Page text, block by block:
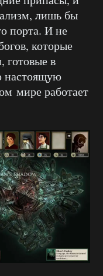
лишь бы
порта. И не
которые
готовые в
настоящую
мире работает